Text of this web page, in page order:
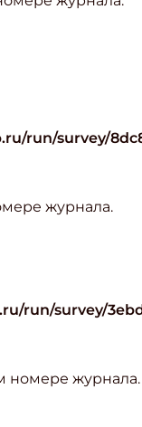
run/survey/
журнала.
run/survey/
номере журнала.